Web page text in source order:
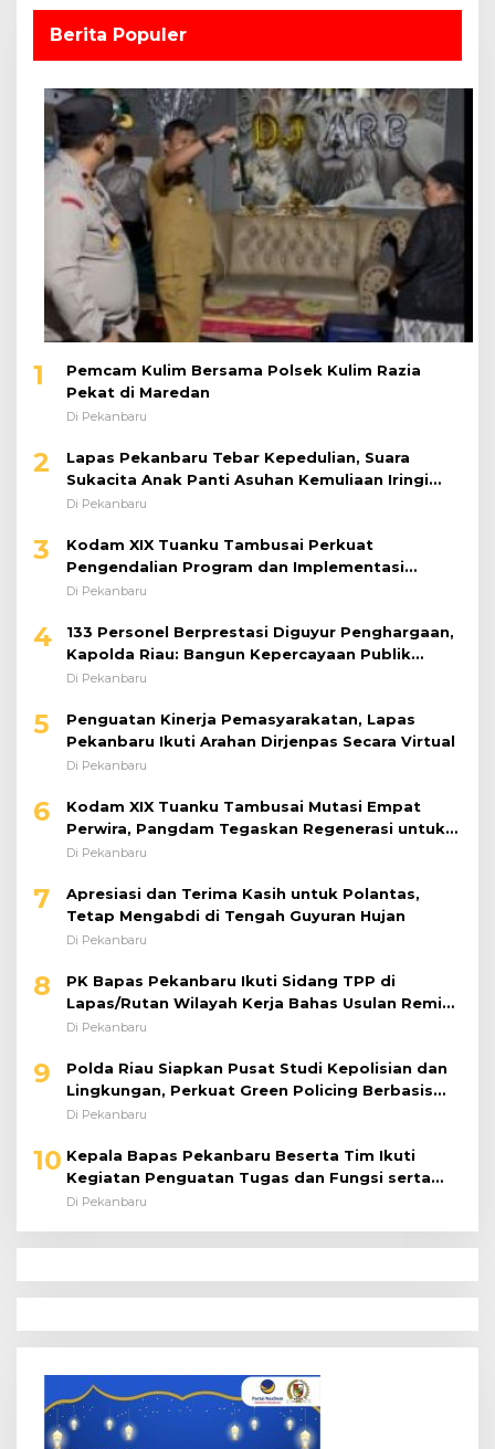
Berita Populer
1
Pemcam Kulim Bersama Polsek Kulim Razia
Pekat di Maredan
Di Pekanbaru
2
Lapas Pekanbaru Tebar Kepedulian, Suara
Sukacita Anak Panti Asuhan Kemuliaan Iringi
Bantuan Sosial
Di Pekanbaru
3
Kodam XIX Tuanku Tambusai Perkuat
Pengendalian Program dan Implementasi
Doktrin TNI AD
Di Pekanbaru
4
133 Personel Berprestasi Diguyur Penghargaan,
Kapolda Riau: Bangun Kepercayaan Publik
dengan Karya Nyata
Di Pekanbaru
5
Penguatan Kinerja Pemasyarakatan, Lapas
Pekanbaru Ikuti Arahan Dirjenpas Secara Virtual
Di Pekanbaru
6
Kodam XIX Tuanku Tambusai Mutasi Empat
Perwira, Pangdam Tegaskan Regenerasi untuk
Perkuat Kinerja Satuan
Di Pekanbaru
7
Apresiasi dan Terima Kasih untuk Polantas,
Tetap Mengabdi di Tengah Guyuran Hujan
Di Pekanbaru
8
PK Bapas Pekanbaru Ikuti Sidang TPP di
Lapas/Rutan Wilayah Kerja Bahas Usulan Remisi
Umum Jelang Hari Kemerdekaan
Di Pekanbaru
9
Polda Riau Siapkan Pusat Studi Kepolisian dan
Lingkungan, Perkuat Green Policing Berbasis
Riset
Di Pekanbaru
10 Kepala Bapas Pekanbaru Beserta Tim Ikuti
Kegiatan Penguatan Tugas dan Fungsi serta
Paparan Penempatan WBP ke Lapas Terbuka
Di Pekanbaru